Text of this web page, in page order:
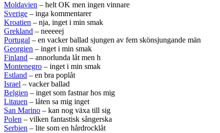
Moldavien – helt OK men ingen vinnare
Sverige – inga kommentarer
Kroatien – nja, inget i min smak
Grekland – neeeeej
Portugal – en vacker ballad sjungen av fem skönsjungande män
Georgien – inget i min smak
Finland – annorlunda låt men h
Montenegro – inget i min smak
Estland – en bra poplåt
Israel – vacker ballad
Belgien – inget som fastnar hos mig
Litauen – låten sa mig inget
San Marino – kan nog växa till sig
Polen – vilken fantastisk sångerska
Serbien – lite som en hårdrocklåt